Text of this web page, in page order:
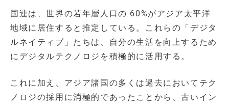
国連は、世界の若年層人口の 60%がアジア太平洋
地域に居住すると推定している。これらの「デジタ
ルネイティブ」たちは、自分の生活を向上するため
にデジタルテクノロジを積極的に活用する。
これに加え、アジア諸国の多くは過去においてテク
ノロジの採用に消極的であったことから、古いイン